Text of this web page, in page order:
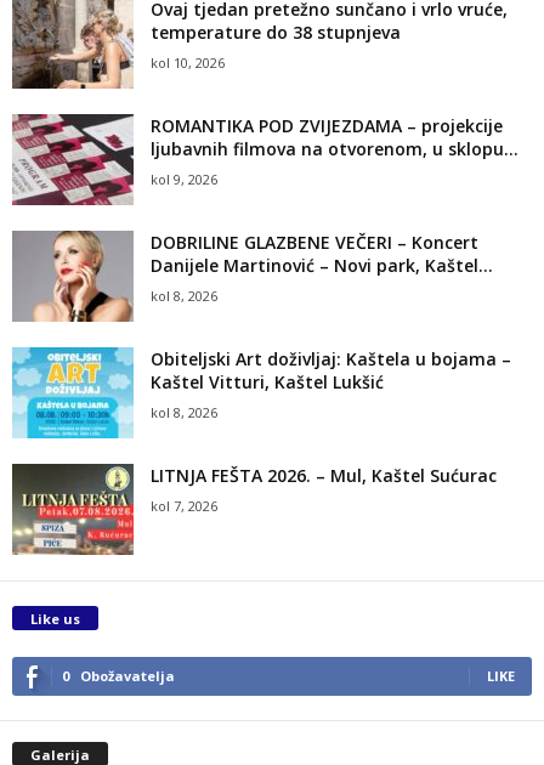
Ovaj tjedan pretežno sunčano i vrlo vruće,
temperature do 38 stupnjeva
kol 10, 2026
ROMANTIKA POD ZVIJEZDAMA – projekcije
ljubavnih filmova na otvorenom, u sklopu...
kol 9, 2026
DOBRILINE GLAZBENE VEČERI – Koncert
Danijele Martinović – Novi park, Kaštel...
kol 8, 2026
Obiteljski Art doživljaj: Kaštela u bojama –
Kaštel Vitturi, Kaštel Lukšić
kol 8, 2026
LITNJA FEŠTA 2026. – Mul, Kaštel Sućurac
kol 7, 2026
Like us
0 Obožavatelja LIKE
Galerija